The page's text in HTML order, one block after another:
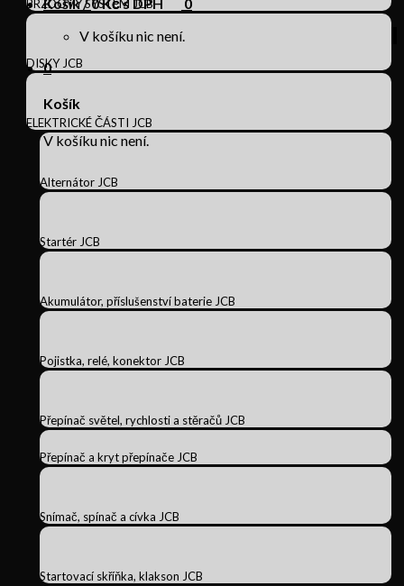
V košíku nic není.
0
Košík
V košíku nic není.
BRZDOVÝ SYSTÉM JCB
DISKY JCB
ELEKTRICKÉ ČÁSTI JCB
Alternátor JCB
Startér JCB
Akumulátor, příslušenství baterie JCB
Pojistka, relé, konektor JCB
Přepínač světel, rychlosti a stěračů JCB
Přepínač a kryt přepínače JCB
Snímač, spínač a cívka JCB
Startovací skříňka, klakson JCB